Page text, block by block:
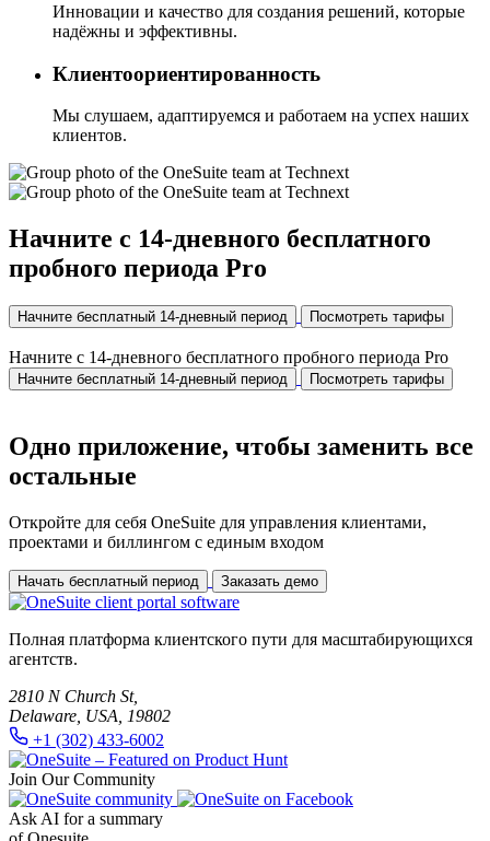
Инновации и качество для создания решений, которые
надёжны и эффективны.
Клиентоориентированность
Мы слушаем, адаптируемся и работаем на успех наших
клиентов.
Начните с 14-дневного бесплатного
пробного периода Pro
Начните бесплатный 14-дневный период Посмотреть тарифы
Начните с 14-дневного бесплатного пробного периода Pro
Начните бесплатный 14-дневный период Посмотреть тарифы
Одно приложение, чтобы заменить все
остальные
Откройте для себя OneSuite для управления клиентами,
проектами и биллингом с единым входом
Начать бесплатный период Заказать демо
Полная платформа клиентского пути для масштабирующихся
агентств.
2810 N Church St,
Delaware, USA, 19802
+1 (302) 433-6002
Join Our Community
Ask AI for a summary